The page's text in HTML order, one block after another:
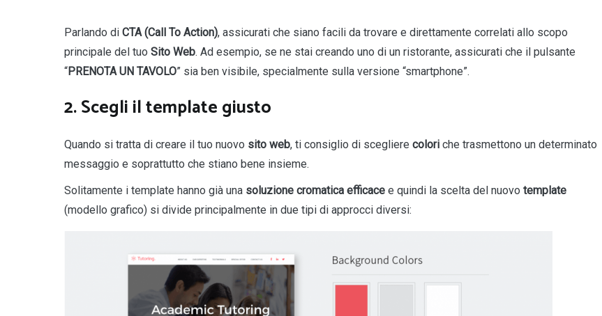
Parlando di CTA (Call To Action), assicurati che siano facili da trovare e direttamente correlati allo scopo
principale del tuo Sito Web. Ad esempio, se ne stai creando uno di un ristorante, assicurati che il pulsante
“PRENOTA UN TAVOLO” sia ben visibile, specialmente sulla versione “smartphone”.
2. Scegli il template giusto
Quando si tratta di creare il tuo nuovo sito web, ti consiglio di scegliere colori che trasmettono un determinato
messaggio e soprattutto che stiano bene insieme.
Solitamente i template hanno già una soluzione cromatica efficace e quindi la scelta del nuovo template
(modello grafico) si divide principalmente in due tipi di approcci diversi: